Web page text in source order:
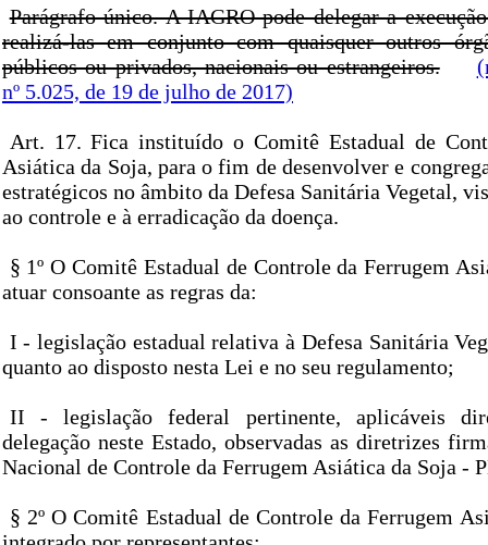
Parágrafo único. A IAGRO pode delegar a
realizá-las em conjunto com quaisquer outros
públicos ou privados, nacionais ou estrangeiros.
nº 5.025, de 19 de julho de 2017)
Art. 17. Fica instituído o Comitê Estadual de
Asiática da Soja, para o fim de desenvolver e
estratégicos no âmbito da Defesa Sanitária Vegetal,
ao controle e à erradicação da doença.
§ 1º O Comitê Estadual de Controle da Ferrugem
atuar consoante as regras da:
I - legislação estadual relativa à Defesa Sanitária
quanto ao disposto nesta Lei e no seu regulamento;
II - legislação federal pertinente, aplicáveis
delegação neste Estado, observadas as diretrizes
Nacional de Controle da Ferrugem Asiática da Soja -
§ 2º O Comitê Estadual de Controle da Ferrugem